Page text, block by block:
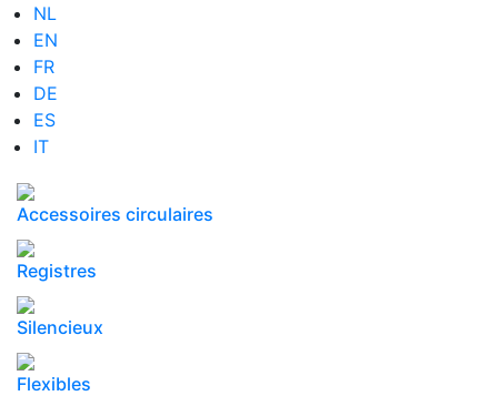
NL
EN
FR
DE
ES
IT
Accessoires circulaires
Registres
Silencieux
Flexibles